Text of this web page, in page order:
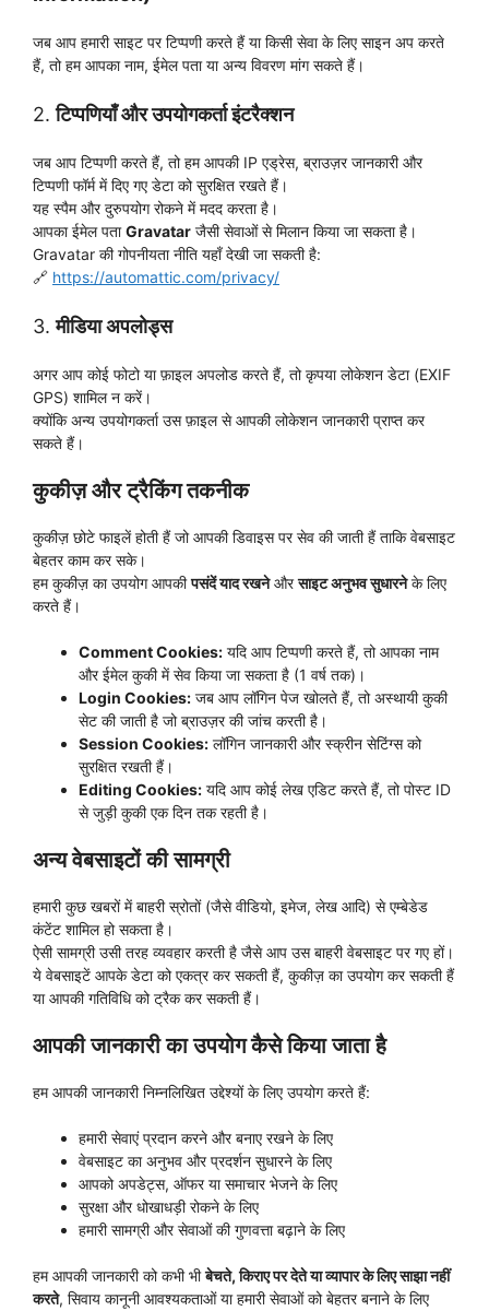
जब आप हमारी साइट पर टिप्पणी करते हैं या किसी सेवा के लिए साइन अप करते
हैं, तो हम आपका नाम, ईमेल पता या अन्य विवरण मांग सकते हैं।
2.टिप्पणियाँ और उपयोगकर्ता इंटरैक्शन
जब आप टिप्पणी करते हैं, तो हम आपकी IP एड्रेस, ब्राउज़र जानकारी और
टिप्पणी फॉर्म में दिए गए डेटा को सुरक्षित रखते हैं।
यह स्पैम और दुरुपयोग रोकने में मदद करता है।
आपका ईमेल पताGravatar जैसी सेवाओं से मिलान किया जा सकता है।
Gravatar की गोपनीयता नीति यहाँ देखी जा सकती है:
🔗 https://automattic.com/privacy/
3.मीडिया अपलोड्स
अगर आप कोई फोटो या फ़ाइल अपलोड करते हैं, तो कृपया लोकेशन डेटा (EXIF
GPS) शामिल न करें।
क्योंकि अन्य उपयोगकर्ता उस फ़ाइल से आपकी लोकेशन जानकारी प्राप्त कर
सकते हैं।
कुकीज़ और ट्रैकिंग तकनीक
कुकीज़ छोटे फाइलें होती हैं जो आपकी डिवाइस पर सेव की जाती हैं ताकि वेबसाइट
बेहतर काम कर सके।
हम कुकीज़ का उपयोग आपकीपसंदें याद रखनेऔरसाइट अनुभव सुधारनेके लिए
करते हैं।
Comment Cookies: यदि आप टिप्पणी करते हैं, तो आपका नाम
और ईमेल कुकी में सेव किया जा सकता है (1 वर्ष तक)।
Login Cookies: जब आप लॉगिन पेज खोलते हैं, तो अस्थायी कुकी
सेट की जाती है जो ब्राउज़र की जांच करती है।
Session Cookies: लॉगिन जानकारी और स्क्रीन सेटिंग्स को
सुरक्षित रखती हैं।
Editing Cookies: यदि आप कोई लेख एडिट करते हैं, तो पोस्ट ID
से जुड़ी कुकी एक दिन तक रहती है।
अन्य वेबसाइटों की सामग्री
हमारी कुछ खबरों में बाहरी स्रोतों (जैसे वीडियो, इमेज, लेख आदि) से एम्बेडेड
कंटेंट शामिल हो सकता है।
ऐसी सामग्री उसी तरह व्यवहार करती है जैसे आप उस बाहरी वेबसाइट पर गए हों।
ये वेबसाइटें आपके डेटा को एकत्र कर सकती हैं, कुकीज़ का उपयोग कर सकती हैं
या आपकी गतिविधि को ट्रैक कर सकती हैं।
आपकी जानकारी का उपयोग कैसे किया जाता है
हम आपकी जानकारी निम्नलिखित उद्देश्यों के लिए उपयोग करते हैं:
हमारी सेवाएं प्रदान करने और बनाए रखने के लिए
वेबसाइट का अनुभव और प्रदर्शन सुधारने के लिए
आपको अपडेट्स, ऑफर या समाचार भेजने के लिए
सुरक्षा और धोखाधड़ी रोकने के लिए
हमारी सामग्री और सेवाओं की गुणवत्ता बढ़ाने के लिए
हम आपकी जानकारी को कभी भीबेचते, किराए पर देते या व्यापार के लिए साझा नहीं
करते, सिवाय कानूनी आवश्यकताओं या हमारी सेवाओं को बेहतर बनाने के लिए